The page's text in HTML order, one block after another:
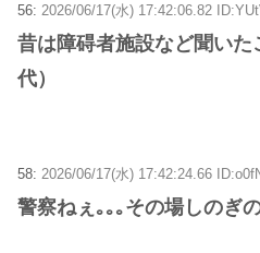
56: 2026/06/17(水) 17:42:06.82
昔は障碍者施設など聞い
代）
58: 2026/06/17(水) 17:42:24.66
警察ねぇ｡｡｡その場しのぎ